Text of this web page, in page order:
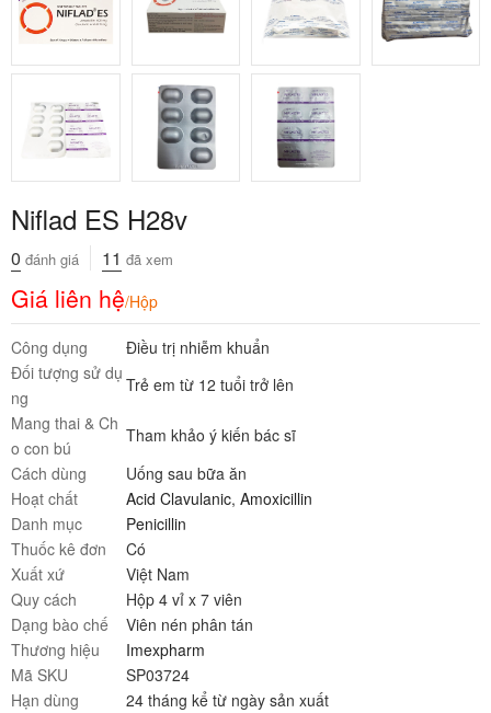
Niflad ES H28v
0 đánh giá 11 đã xem
Giá liên hệ/Hộp
Công dụng
Điều trị nhiễm khuẩn
Đối tượng sử dụ
ng
Trẻ em từ 12 tuổi trở lên
Mang thai & Ch
o con bú
Tham khảo ý kiến bác sĩ
Cách dùng
Uống sau bữa ăn
Hoạt chất
Acid Clavulanic, Amoxicillin
Danh mục
Penicillin
Thuốc kê đơn
Có
Xuất xứ
Việt Nam
Quy cách
Hộp 4 vỉ x 7 viên
Dạng bào chế
Viên nén phân tán
Thương hiệu
Imexpharm
Mã SKU
SP03724
Hạn dùng
24 tháng kể từ ngày sản xuất